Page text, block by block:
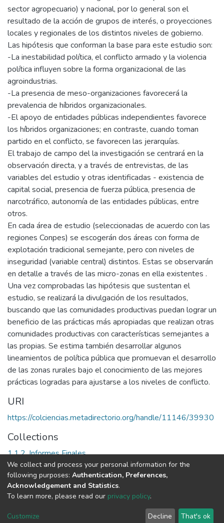
sector agropecuario) y nacional, por lo general son el
resultado de la acción de grupos de interés, o proyecciones
locales y regionales de los distintos niveles de gobierno.
Las hipótesis que conforman la base para este estudio son:
-La inestabilidad política, el conflicto armado y la violencia
política influyen sobre la forma organizacional de las
agroindustrias.
-La presencia de meso-organizaciones favorecerá la
prevalencia de híbridos organizacionales.
-El apoyo de entidades públicas independientes favorece
los híbridos organizaciones; en contraste, cuando toman
partido en el conflicto, se favorecen las jerarquías.
El trabajo de campo del la investigación se centrará en la
observación directa, y a través de entrevistas, de las
variables del estudio y otras identificadas - existencia de
capital social, presencia de fuerza pública, presencia de
narcotráfico, autonomía de las entidades públicas, entre
otros.
En cada área de estudio (seleccionadas de acuerdo con las
regiones Conpes) se escogerán dos áreas con forma de
explotación tradicional semejante, pero con niveles de
inseguridad (variable central) distintos. Estas se observarán
en detalle a través de las micro-zonas en ella existentes .
Una vez comprobadas las hipótesis que sustentan el
estudio, se realizará la divulgación de los resultados,
buscando que las comunidades productivas puedan lograr un
beneficio de las prácticas más apropiadas que realizan otras
comunidades productivas con características semejantes a
las propias. Se estima también desarrollar algunos
lineamientos de política pública que promuevan el desarrollo
de las zonas rurales bajo el conocimiento de las mejores
prácticas logradas para ajustarse a los niveles de conflicto.
URI
https://colciencias.metadirectorio.org/handle/11146/39930
Collections
1.1.2. Informes Finales
Full item page
DSpace software copyright © 2002-2026
Cookie
End User
Send
We collect and process your personal information for the
following purposes: Authentication, Preferences,
Acknowledgement and Statistics.
To learn more, please read our privacy policy.
Customize Decline That's ok